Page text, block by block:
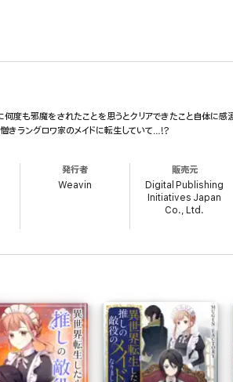
何度も邪魔をされたことを思うとクリアできたこと自体に
きラングロワ家のメイドに転生していて…!?︎
発行者
Weavin
販売元
Digital Publishing
Initiatives Japan
Co., Ltd.